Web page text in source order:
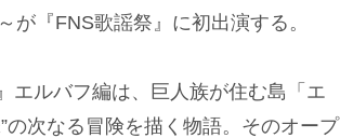
『FNS歌謡祭』に初出演する。
ルバフ編は、巨人族が住む島「エ
の次なる冒険を描く物語。そのオープ